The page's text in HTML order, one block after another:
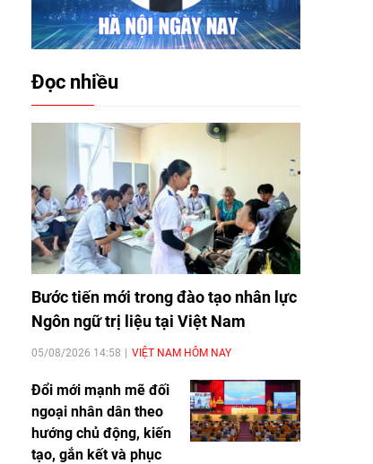
Đọc nhiều
Bước tiến mới trong đào tạo nhân lực
Ngôn ngữ trị liệu tại Việt Nam
05/08/2026 14:58 VIỆT NAM HÔM NAY
Đổi mới mạnh mẽ đối
ngoại nhân dân theo
hướng chủ động, kiến
tạo, gắn kết và phục